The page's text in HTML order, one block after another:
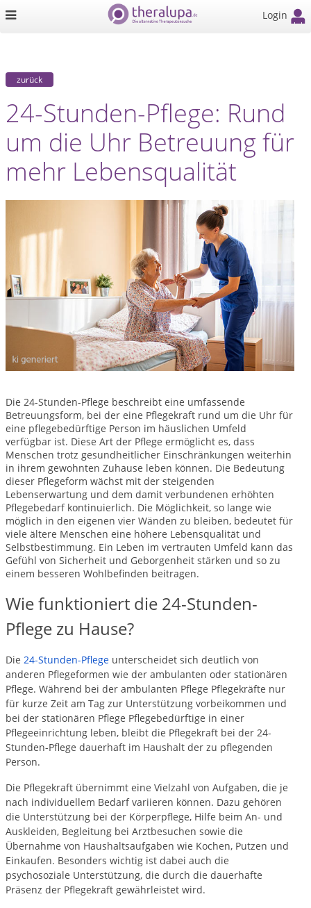
Login
zurück
24-Stunden-Pflege: Rund
um die Uhr Betreuung für
mehr Lebensqualität
Die 24-Stunden-Pflege beschreibt eine umfassende
Betreuungsform, bei der eine Pflegekraft rund um die Uhr für
eine pflegebedürftige Person im häuslichen Umfeld
verfügbar ist. Diese Art der Pflege ermöglicht es, dass
Menschen trotz gesundheitlicher Einschränkungen weiterhin
in ihrem gewohnten Zuhause leben können. Die Bedeutung
dieser Pflegeform wächst mit der steigenden
Lebenserwartung und dem damit verbundenen erhöhten
Pflegebedarf kontinuierlich. Die Möglichkeit, so lange wie
möglich in den eigenen vier Wänden zu bleiben, bedeutet für
viele ältere Menschen eine höhere Lebensqualität und
Selbstbestimmung. Ein Leben im vertrauten Umfeld kann das
Gefühl von Sicherheit und Geborgenheit stärken und so zu
einem besseren Wohlbefinden beitragen.
Wie funktioniert die 24-Stunden-
Pflege zu Hause?
Die 24-Stunden-Pflege unterscheidet sich deutlich von
anderen Pflegeformen wie der ambulanten oder stationären
Pflege. Während bei der ambulanten Pflege Pflegekräfte nur
für kurze Zeit am Tag zur Unterstützung vorbeikommen und
bei der stationären Pflege Pflegebedürftige in einer
Pflegeeinrichtung leben, bleibt die Pflegekraft bei der 24-
Stunden-Pflege dauerhaft im Haushalt der zu pflegenden
Person.
Die Pflegekraft übernimmt eine Vielzahl von Aufgaben, die je
nach individuellem Bedarf variieren können. Dazu gehören
die Unterstützung bei der Körperpflege, Hilfe beim An- und
Auskleiden, Begleitung bei Arztbesuchen sowie die
Übernahme von Haushaltsaufgaben wie Kochen, Putzen und
Einkaufen. Besonders wichtig ist dabei auch die
psychosoziale Unterstützung, die durch die dauerhafte
Präsenz der Pflegekraft gewährleistet wird.